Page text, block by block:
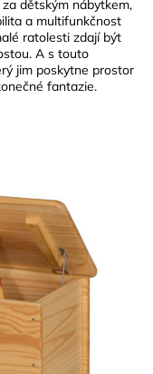
dětským nábytkem,
a multifunkčnost
ratolesti zdají být
A s touto
jim poskytne prostor
fantazie.